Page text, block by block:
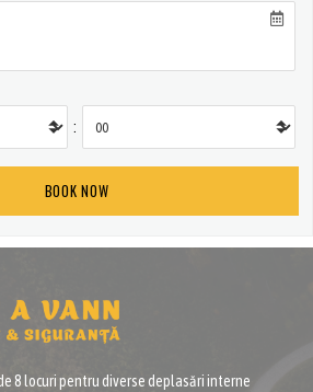
:
8 locuri pentru diverse deplasări interne